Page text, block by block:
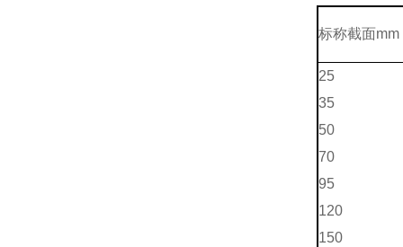
标称截面mm
25
35
50
70
95
120
150